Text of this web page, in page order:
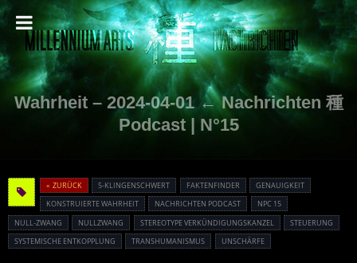
Wahrheit – 2024-04-01 ← Nachrichten 種
Podcast | N°15
« ZURÜCK 5-KLINGENSCHWERT FAKTENFINDER
GENAUIGKEIT
KONSTRUIERTE WAHRHEIT
NACHRICHTEN PODCAST
NPC 15
NULL-ZWANG
NULLZWANG STEREOTYPE VERKÜNDIGUNGSKANZEL
STEUERUNG
SYSTEMISCHE ENTKOPPLUNG
TRANSHUMANISMUS UNSCHÄRFE